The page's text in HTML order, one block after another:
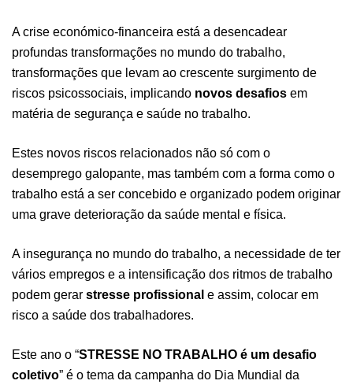
A crise económico-financeira está a desencadear
profundas transformações no mundo do trabalho,
transformações que levam ao crescente surgimento de
riscos psicossociais, implicando novos desafios em
matéria de segurança e saúde no trabalho.
Estes novos riscos relacionados não só com o
desemprego galopante, mas também com a forma como o
trabalho está a ser concebido e organizado podem originar
uma grave deterioração da saúde mental e física.
A insegurança no mundo do trabalho, a necessidade de ter
vários empregos e a intensificação dos ritmos de trabalho
podem gerar stresse profissional e assim, colocar em
risco a saúde dos trabalhadores.
Este ano o “STRESSE NO TRABALHO é um desafio
coletivo” é o tema da campanha do Dia Mundial da